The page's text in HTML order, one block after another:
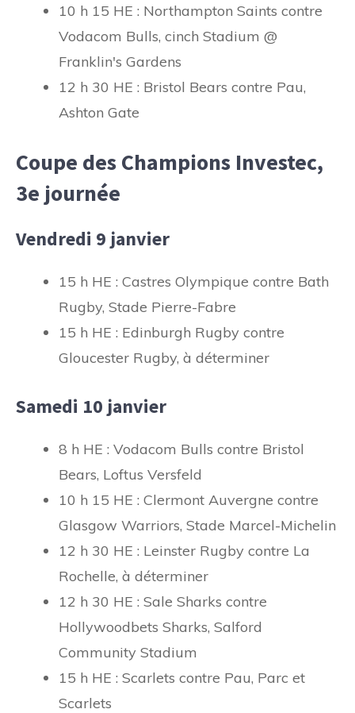
10 h 15 HE : Northampton Saints contre
Vodacom Bulls, cinch Stadium @
Franklin's Gardens
12 h 30 HE : Bristol Bears contre Pau,
Ashton Gate
Coupe des Champions Investec,
3e journée
Vendredi 9 janvier
15 h HE : Castres Olympique contre Bath
Rugby, Stade Pierre-Fabre
15 h HE : Edinburgh Rugby contre
Gloucester Rugby, à déterminer
Samedi 10 janvier
8 h HE : Vodacom Bulls contre Bristol
Bears, Loftus Versfeld
10 h 15 HE : Clermont Auvergne contre
Glasgow Warriors, Stade Marcel-Michelin
12 h 30 HE : Leinster Rugby contre La
Rochelle, à déterminer
12 h 30 HE : Sale Sharks contre
Hollywoodbets Sharks, Salford
Community Stadium
15 h HE : Scarlets contre Pau, Parc et
Scarlets